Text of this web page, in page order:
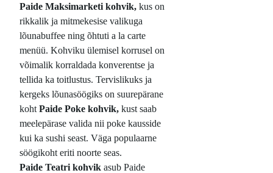
Paide Maksimarketi kohvik, kus on
rikkalik ja mitmekesise valikuga
lõunabuffee ning õhtuti a la carte
menüü. Kohviku ülemisel korrusel on
võimalik korraldada konverentse ja
tellida ka toitlustus. Tervislikuks ja
kergeks lõunasöögiks on suurepärane
koht Paide Poke kohvik, kust saab
meelepärase valida nii poke kausside
kui ka sushi seast. Väga populaarne
söögikoht eriti noorte seas.
Paide Teatri kohvik asub Paide